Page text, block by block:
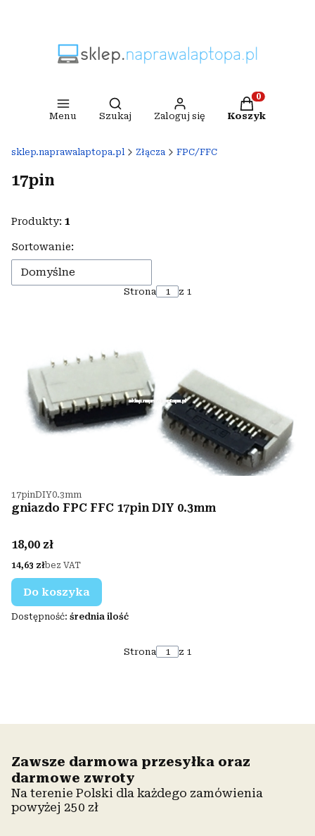
Menu
Otwórz wyszukiwarkę
Szukaj Zaloguj się
Produkty w
Koszyk
sklep.naprawalaptopa.pl Złącza FPC/FFC
17pin
Produkty: 1
Lista produktów
Sortowanie:
Domyślne
Strona z 1
Kod produktu
17pinDIY0.3mm
gniazdo FPC FFC 17pin DIY 0.3mm
Cena
18,00 zł
Cena
14,63 złbez VAT
Do koszyka
Dostępność: średnia ilość
Strona z 1
Zawsze darmowa przesyłka oraz
darmowe zwroty
Na terenie Polski dla każdego zamówienia
powyżej 250 zł